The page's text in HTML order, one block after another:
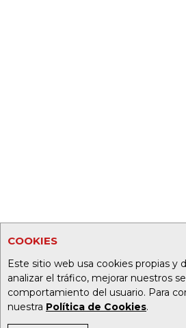
COOKIES
Este sitio web usa cookies propias y
analizar el tráfico, mejorar nuestros
comportamiento del usuario. Para
nuestra Política de Cookies.